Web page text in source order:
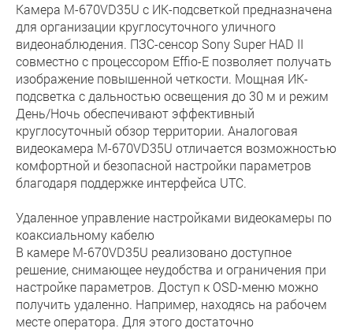
Камера M-670VD35U с ИК-подсветкой предназначена
для организации круглосуточного уличного
видеонаблюдения. ПЗС-сенсор Sony Super HAD II
совместно с процессором Effio-E позволяет получать
изображение повышенной четкости. Мощная ИК-
подсветка с дальностью освещения до 30 м и режим
День/Ночь обеспечивают эффективный
круглосуточный обзор территории. Аналоговая
видеокамера M-670VD35U отличается возможностью
комфортной и безопасной настройки параметров
благодаря поддержке интерфейса UTC.
Удаленное управление настройками видеокамеры по
коаксиальному кабелю
В камере M-670VD35U реализовано доступное
решение, снимающее неудобства и ограничения при
настройке параметров. Доступ к OSD-меню можно
получить удаленно. Например, находясь на рабочем
месте оператора. Для этого достаточно